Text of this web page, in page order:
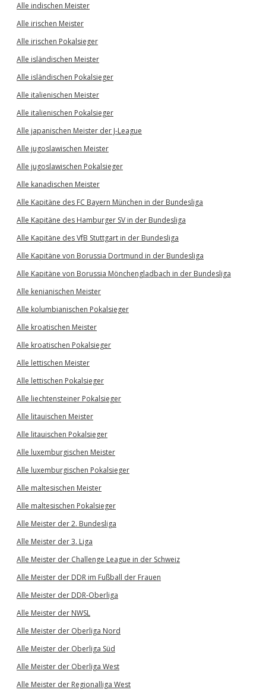
Alle indischen Meister
Alle irischen Meister
Alle irischen Pokalsieger
Alle isländischen Meister
Alle isländischen Pokalsieger
Alle italienischen Meister
Alle italienischen Pokalsieger
Alle japanischen Meister der J-League
Alle jugoslawischen Meister
Alle jugoslawischen Pokalsieger
Alle kanadischen Meister
Alle Kapitäne des FC Bayern München in der Bundesliga
Alle Kapitäne des Hamburger SV in der Bundesliga
Alle Kapitäne des VfB Stuttgart in der Bundesliga
Alle Kapitäne von Borussia Dortmund in der Bundesliga
Alle Kapitäne von Borussia Mönchengladbach in der Bundesliga
Alle kenianischen Meister
Alle kolumbianischen Pokalsieger
Alle kroatischen Meister
Alle kroatischen Pokalsieger
Alle lettischen Meister
Alle lettischen Pokalsieger
Alle liechtensteiner Pokalsieger
Alle litauischen Meister
Alle litauischen Pokalsieger
Alle luxemburgischen Meister
Alle luxemburgischen Pokalsieger
Alle maltesischen Meister
Alle maltesischen Pokalsieger
Alle Meister der 2. Bundesliga
Alle Meister der 3. Liga
Alle Meister der Challenge League in der Schweiz
Alle Meister der DDR im Fußball der Frauen
Alle Meister der DDR-Oberliga
Alle Meister der NWSL
Alle Meister der Oberliga Nord
Alle Meister der Oberliga Süd
Alle Meister der Oberliga West
Alle Meister der Regionalliga West